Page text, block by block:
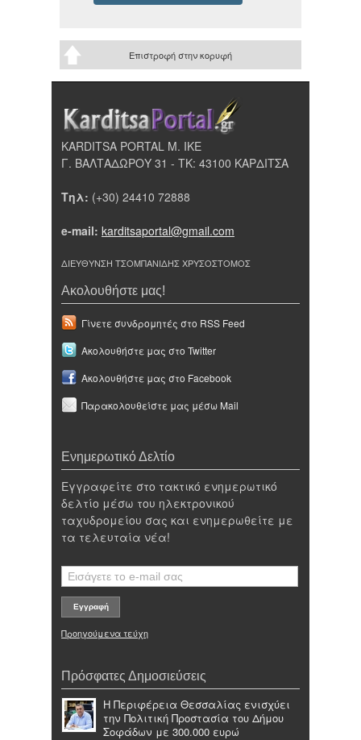
Επιστροφή στην κορυφή
KARDITSA PORTAL Μ. ΙΚΕ
Γ. ΒΑΛΤΑΔΩΡΟΥ 31 - ΤΚ: 43100 ΚΑΡΔΙΤΣΑ
Τηλ: (+30) 24410 72888
e-mail: karditsaportal@gmail.com
ΔΙΕΥΘΥΝΣΗ ΤΣΟΜΠΑΝΙΔΗΣ ΧΡΥΣΟΣΤΟΜΟΣ
Ακολουθήστε μας!
Γίνετε συνδρομητές στο RSS Feed
Ακολουθήστε μας στο Twitter
Ακολουθήστε μας στο Facebook
Παρακολουθείστε μας μέσω Mail
Ενημερωτικό Δελτίο
Εγγραφείτε στο τακτικό ενημερωτικό
δελτίο μέσω του ηλεκτρονικού
ταχυδρομείου σας και ενημερωθείτε με
τα τελευταία νέα!
Προηγούμενα τεύχη
Πρόσφατες Δημοσιεύσεις
Η Περιφέρεια Θεσσαλίας ενισχύει
την Πολιτική Προστασία του Δήμου
Σοφάδων με 300.000 ευρώ